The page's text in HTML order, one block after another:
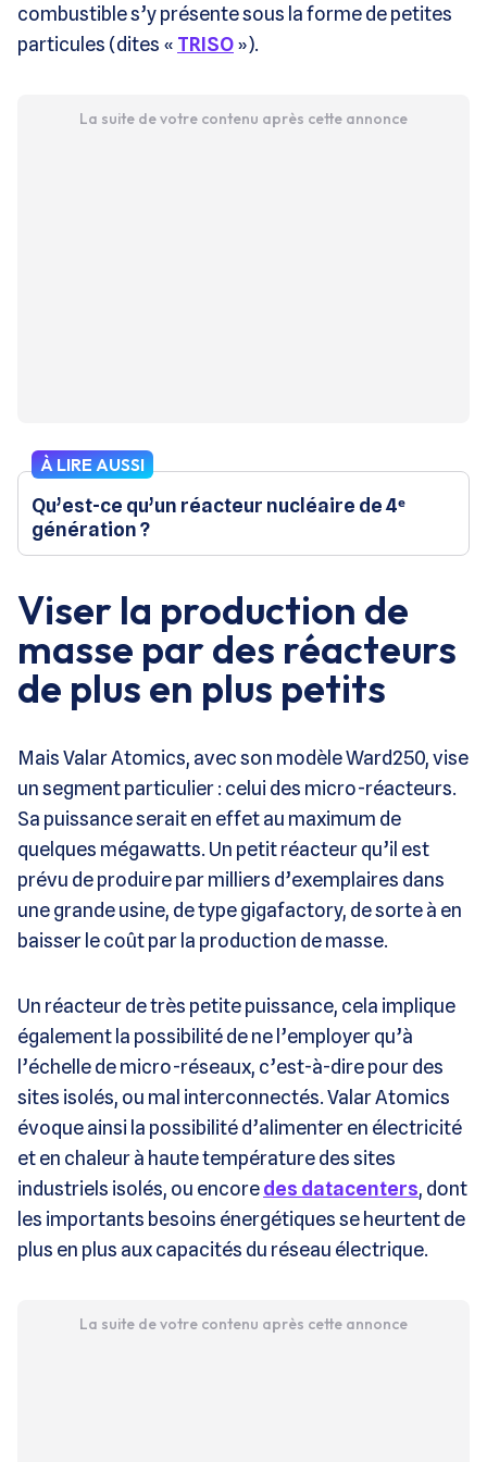
combustible s’y présente sous la forme de petites
particules (dites « TRISO»).
La suite de votre contenu après cette annonce
À LIRE AUSSI
Qu’est-ce qu’un réacteur nucléaire de 4ᵉ
génération ?
Viser la production de
masse par des réacteurs
de plus en plus petits
Mais Valar Atomics, avec son modèle Ward250, vise
un segment particulier : celui des micro-réacteurs.
Sa puissance serait en effet au maximum de
quelques mégawatts. Un petit réacteur qu’il est
prévu de produire par milliers d’exemplaires dans
une grande usine, de type gigafactory, de sorte à en
baisser le coût par la production de masse.
Un réacteur de très petite puissance, cela implique
également la possibilité de ne l’employer qu’à
l’échelle de micro-réseaux, c’est-à-dire pour des
sites isolés, ou mal interconnectés. Valar Atomics
évoque ainsi la possibilité d’alimenter en électricité
et en chaleur à haute température des sites
industriels isolés, ou encoredes datacenters, dont
les importants besoins énergétiques se heurtent de
plus en plus aux capacités du réseau électrique.
La suite de votre contenu après cette annonce